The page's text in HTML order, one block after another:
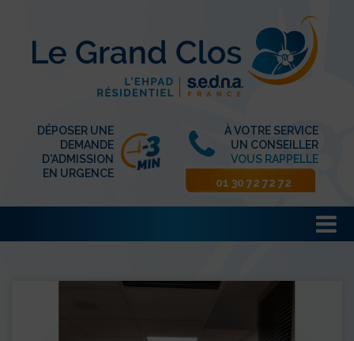
DÉPOSER UNE
DEMANDE
D'ADMISSION
EN URGENCE
À VOTRE SERVICE
UN CONSEILLER
VOUS RAPPELLE
01 30 72 72 72